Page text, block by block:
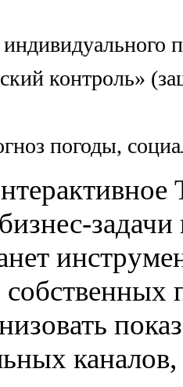
индивидуального
контроль»
погоды,
собственных